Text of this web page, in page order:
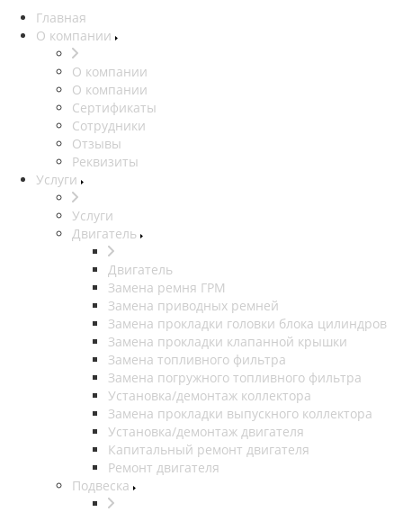
Главная
О компании
О компании
О компании
Сертификаты
Сотрудники
Отзывы
Реквизиты
Услуги
Услуги
Двигатель
Двигатель
Замена ремня ГРМ
Замена приводных ремней
Замена прокладки головки блока цилиндров
Замена прокладки клапанной крышки
Замена топливного фильтра
Замена погружного топливного фильтра
Установка/демонтаж коллектора
Замена прокладки выпускного коллектора
Установка/демонтаж двигателя
Капитальный ремонт двигателя
Ремонт двигателя
Подвеска